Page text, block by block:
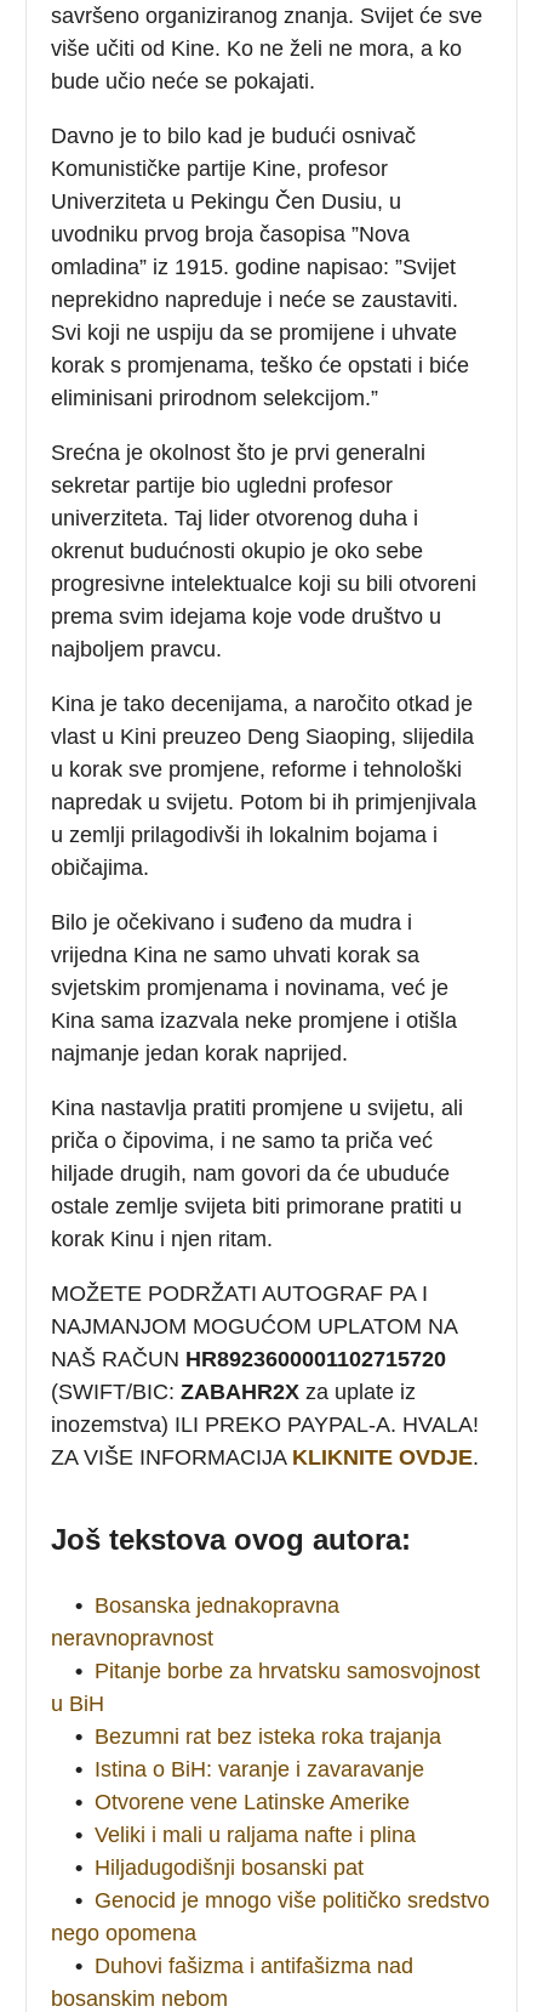
savršeno organiziranog znanja. Svijet će sve
više učiti od Kine. Ko ne želi ne mora, a ko
bude učio neće se pokajati.
Davno je to bilo kad je budući osnivač
Komunističke partije Kine, profesor
Univerziteta u Pekingu Čen Dusiu, u
uvodniku prvog broja časopisa ”Nova
omladina” iz 1915. godine napisao: ”Svijet
neprekidno napreduje i neće se zaustaviti.
Svi koji ne uspiju da se promijene i uhvate
korak s promjenama, teško će opstati i biće
eliminisani prirodnom selekcijom.”
Srećna je okolnost što je prvi generalni
sekretar partije bio ugledni profesor
univerziteta. Taj lider otvorenog duha i
okrenut budućnosti okupio je oko sebe
progresivne intelektualce koji su bili otvoreni
prema svim idejama koje vode društvo u
najboljem pravcu.
Kina je tako decenijama, a naročito otkad je
vlast u Kini preuzeo Deng Siaoping, slijedila
u korak sve promjene, reforme i tehnološki
napredak u svijetu. Potom bi ih primjenjivala
u zemlji prilagodivši ih lokalnim bojama i
običajima.
Bilo je očekivano i suđeno da mudra i
vrijedna Kina ne samo uhvati korak sa
svjetskim promjenama i novinama, već je
Kina sama izazvala neke promjene i otišla
najmanje jedan korak naprijed.
Kina nastavlja pratiti promjene u svijetu, ali
priča o čipovima, i ne samo ta priča već
hiljade drugih, nam govori da će ubuduće
ostale zemlje svijeta biti primorane pratiti u
korak Kinu i njen ritam.
MOŽETE PODRŽATI AUTOGRAF PA I
NAJMANJOM MOGUĆOM UPLATOM NA
NAŠ RAČUN HR8923600001102715720
(SWIFT/BIC: ZABAHR2X za uplate iz
inozemstva) ILI PREKO PAYPAL-A. HVALA!
ZA VIŠE INFORMACIJA KLIKNITE OVDJE.
Još tekstova ovog autora:
• Bosanska jednakopravna
neravnopravnost
• Pitanje borbe za hrvatsku samosvojnost
u BiH
• Bezumni rat bez isteka roka trajanja
• Istina o BiH: varanje i zavaravanje
• Otvorene vene Latinske Amerike
• Veliki i mali u raljama nafte i plina
• Hiljadugodišnji bosanski pat
• Genocid je mnogo više političko sredstvo
nego opomena
• Duhovi fašizma i antifašizma nad
bosanskim nebom